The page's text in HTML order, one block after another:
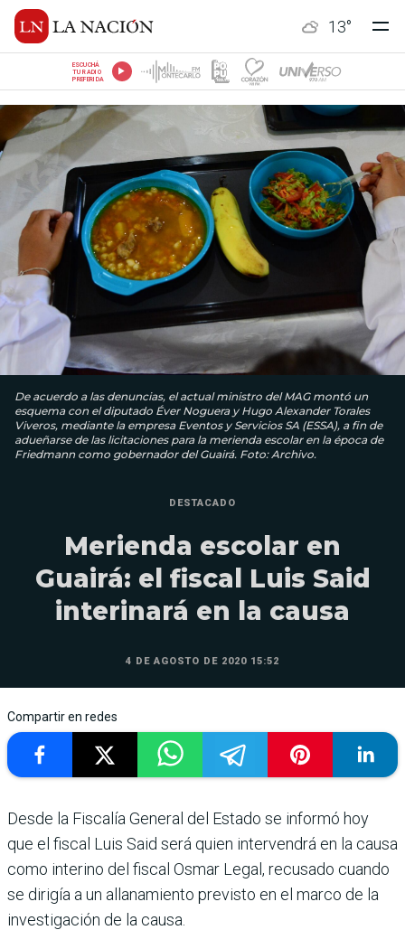
13°
ESCUCHÁ
TU RADIO
PREFERIDA
De acuerdo a las denuncias, el actual ministro del MAG montó un
esquema con el diputado Éver Noguera y Hugo Alexander Torales
Viveros, mediante la empresa Eventos y Servicios SA (ESSA), a fin de
adueñarse de las licitaciones para la merienda escolar en la época de
Friedmann como gobernador del Guairá. Foto: Archivo.
DESTACADO
Merienda escolar en
Guairá: el fiscal Luis Said
interinará en la causa
4 DE AGOSTO DE 2020 15:52
Compartir en redes
Desde la Fiscalía General del Estado se informó hoy
que el fiscal Luis Said será quien intervendrá en la causa
como interino del fiscal Osmar Legal, recusado cuando
se dirigía a un allanamiento previsto en el marco de la
investigación de la causa.